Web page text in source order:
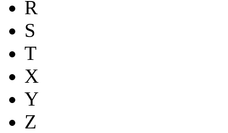
R
S
T
X
Y
Z